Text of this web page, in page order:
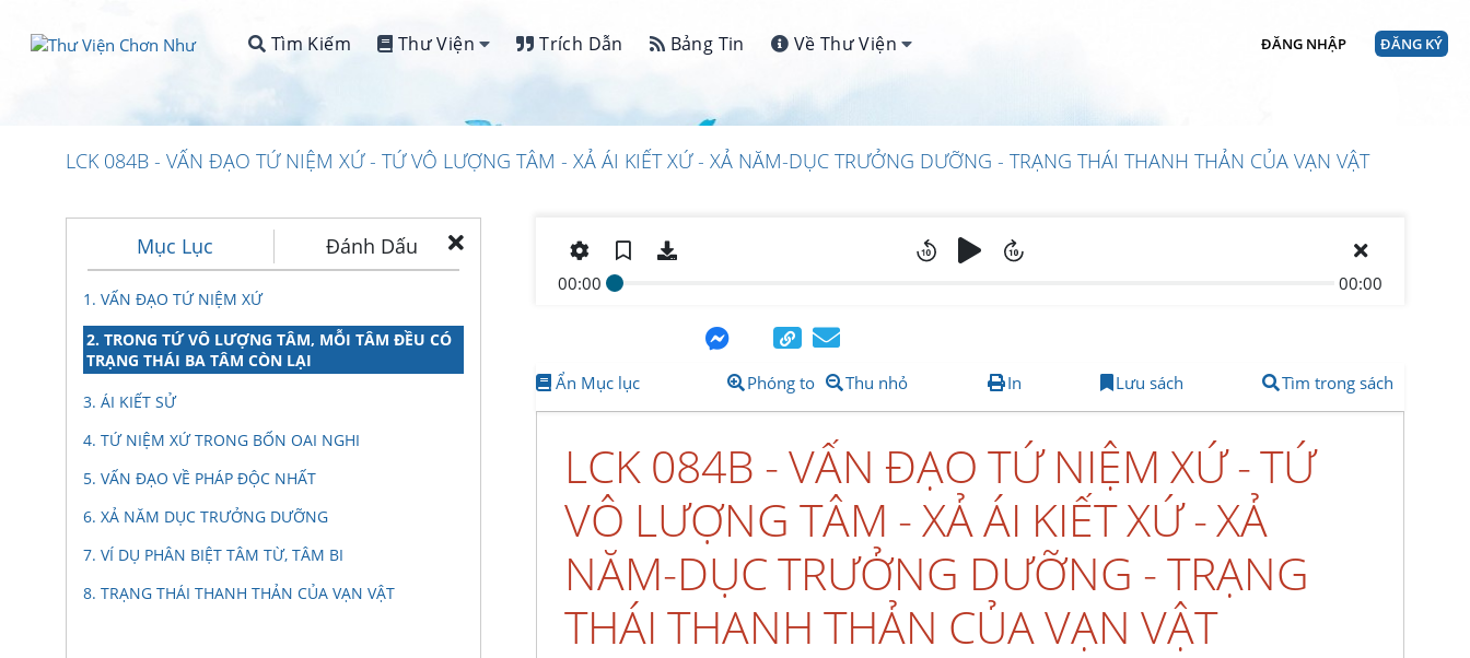
Tìm Kiếm Thư Viện Trích Dẫn Bảng Tin Về Thư Viện ĐĂNG NHẬP ĐĂNG KÝ
LCK 084B - VẤN ĐẠO TỨ NIỆM XỨ - TỨ VÔ LƯỢNG TÂM - XẢ ÁI KIẾT XỨ - XẢ NĂM-DỤC TRƯỞNG DƯỠNG - TRẠNG THÁI THANH THẢN CỦA VẠN VẬT
Mục Lục Đánh Dấu
1. VẤN ĐẠO TỨ NIỆM XỨ
2. TRONG TỨ VÔ LƯỢNG TÂM, MỖI TÂM ĐỀU CÓ
TRẠNG THÁI BA TÂM CÒN LẠI
3. ÁI KIẾT SỬ
4. TỨ NIỆM XỨ TRONG BỐN OAI NGHI
5. VẤN ĐẠO VỀ PHÁP ĐỘC NHẤT
6. XẢ NĂM DỤC TRƯỞNG DƯỠNG
7. VÍ DỤ PHÂN BIỆT TÂM TỪ, TÂM BI
8. TRẠNG THÁI THANH THẢN CỦA VẠN VẬT
00:00 00:00
Ẩn Mục lục Phóng to Thu nhỏ In Lưu sách Tìm trong sách
LCK 084B - VẤN ĐẠO TỨ NIỆM XỨ - TỨ
VÔ LƯỢNG TÂM - XẢ ÁI KIẾT XỨ - XẢ
NĂM-DỤC TRƯỞNG DƯỠNG - TRẠNG
THÁI THANH THẢN CỦA VẠN VẬT